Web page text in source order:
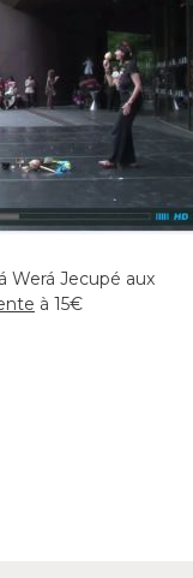
Werá Jecupé aux
à 15€